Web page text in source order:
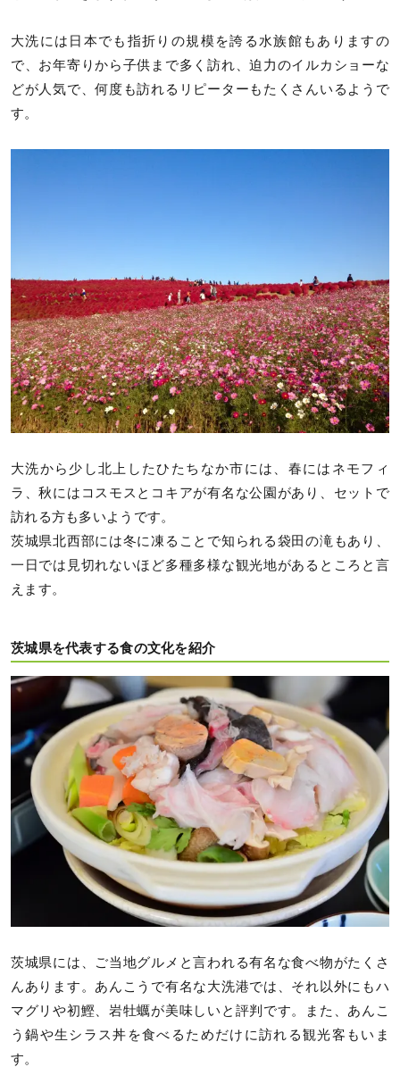
大洗には日本でも指折りの規模を誇る水族館もありますの
で、お年寄りから子供まで多く訪れ、迫力のイルカショーな
どが人気で、何度も訪れるリピーターもたくさんいるようで
す。
大洗から少し北上したひたちなか市には、春にはネモフィ
ラ、秋にはコスモスとコキアが有名な公園があり、セットで
訪れる方も多いようです。
茨城県北西部には冬に凍ることで知られる袋田の滝もあり、
一日では見切れないほど多種多様な観光地があるところと言
えます。
茨城県を代表する食の文化を紹介
茨城県には、ご当地グルメと言われる有名な食べ物がたくさ
んあります。あんこうで有名な大洗港では、それ以外にもハ
マグリや初鰹、岩牡蠣が美味しいと評判です。また、あんこ
う鍋や生シラス丼を食べるためだけに訪れる観光客もいま
す。